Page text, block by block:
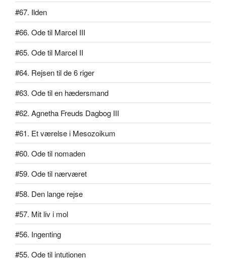
#67. Ilden
#66. Ode til Marcel III
#65. Ode til Marcel II
#64. Rejsen til de 6 riger
#63. Ode til en hædersmand
#62. Agnetha Freuds Dagbog III
#61. Et værelse i Mesozoikum
#60. Ode til nomaden
#59. Ode til nærværet
#58. Den lange rejse
#57. Mit liv i mol
#56. Ingenting
#55. Ode til intutionen